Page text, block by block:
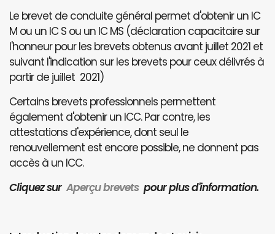
Le brevet de conduite général permet d'obtenir un IC
M ou un IC S ou un IC MS (déclaration capacitaire sur
l'honneur pour les brevets obtenus avant juillet 2021 et
suivant l'indication sur les brevets pour ceux délivrés à
partir de juillet 2021)
Certains brevets professionnels permettent
également d'obtenir un ICC. Par contre, les
attestations d'expérience, dont seul le
renouvellement est encore possible, ne donnent pas
accès à un ICC.
Cliquez surAperçu brevets pour plus d'information.